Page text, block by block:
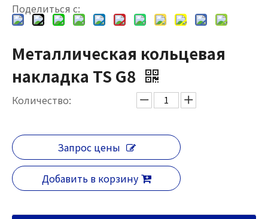
Поделиться с:
Металлическая кольцевая
накладка TS G8
Количество:
Запрос цены
Добавить в корзину